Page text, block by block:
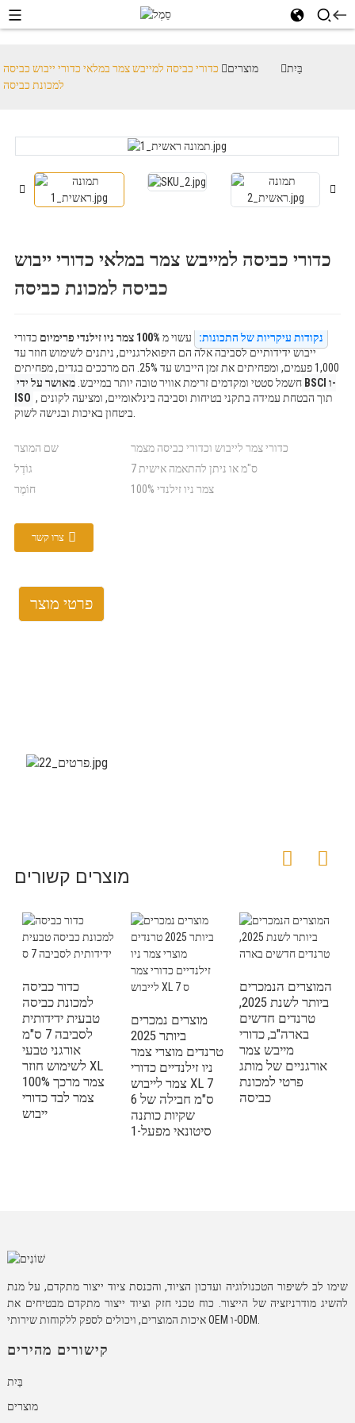
בַּיִת מוצרים
כדורי כביסה למייבש צמר במלאי כדורי ייבוש כביסה
למכונת כביסה
כדורי כביסה למייבש צמר במלאי כדורי ייבוש
כביסה למכונת כביסה
נקודות עיקריות של התכונות: עשוי מ 100% צמר ניו זילנדי פרימיום
כדורי
ייבוש ידידותיים לסביבה אלה הם היפואלרגניים, ניתנים לשימוש חוזר עד
1,000 פעמים, ומפחיתים את זמן הייבוש עד 25%. הם מרככים בגדים, מפחיתים
חשמל סטטי ומקדמים זרימת אוויר טובה יותר במייבש. מאושר על ידי BSCI ו-
ISO , תוך הבטחת עמידה בתקני בטיחות וסביבה בינלאומיים, ומציעה לקונים
שם המוצר
כדורי צמר לייבוש וכדורי כביסה מצמר
גוֹדֶל
7 ס"מ או ניתן להתאמה אישית
חוֹמֶר
100% צמר ניו זילנדי
צרו קשר
פרטי מוצר
מוצרים קשורים
כדור כביסה
למכונת כביסה
טבעית ידידותית
לסביבה 7 ס"מ
אורגני טבעי
לשימוש חוזר XL
100% צמר מרכך
צמר לבד כדורי
ייבוש
מוצרים נמכרים
ביותר 2025
טרנדים מוצרי צמר
ניו זילנדיים כדורי
צמר לייבוש XL 7
ס"מ חבילה של 6
שקיות כותנה
סיטונאי מפעל-1
המוצרים הנמכרים
ביותר לשנת 2025,
טרנדים חדשים
בארה"ב, כדורי
מייבש צמר
אורגניים של מותג
פרטי למכונת
כביסה
שימו לב לשיפור הטכנולוגיה ועדכון הציוד, והכנסת ציוד ייצור מתקדם, על מנת
להשיג מודרניזציה של הייצור. כוח טכני חזק וציוד ייצור מתקדם מבטיחים את
איכות המוצרים, ויכולים לספק ללקוחות שירותי OEM ו-ODM.
קישורים מהירים
בַּיִת
מוצרים